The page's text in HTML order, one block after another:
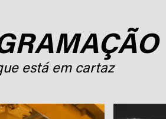
está em cartaz